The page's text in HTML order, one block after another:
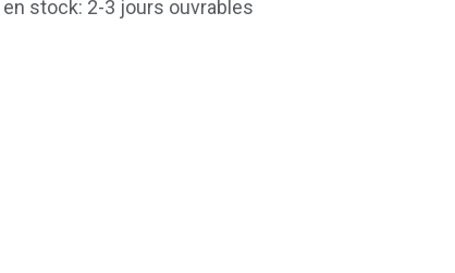
stock: 2-3 jours ouvrables